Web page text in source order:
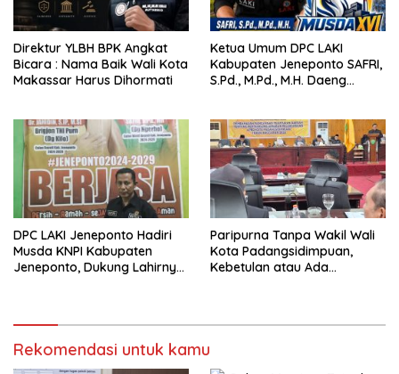
Direktur YLBH BPK Angkat
Bicara : Nama Baik Wali Kota
Makassar Harus Dihormati
Ketua Umum DPC LAKI
Kabupaten Jeneponto SAFRI,
S.Pd., M.Pd., M.H. Daeng
Terpilihnya sebagai Ketua
DPD II KNPI Jeneponto
DPC LAKI Jeneponto Hadiri
Musda KNPI Kabupaten
Jeneponto, Dukung Lahirnya
Paripurna Tanpa Wakil Wali
Kota Padangsidimpuan,
Kebetulan atau Ada
Rekomendasi untuk kamu